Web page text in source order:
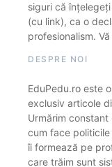
siguri că
(cu link), ca o
profesionalism.
DESPRE NOI
EduPedu.ro este
exclusiv articole
Urmărim
cum face
îi formează pe
care trăim sunt